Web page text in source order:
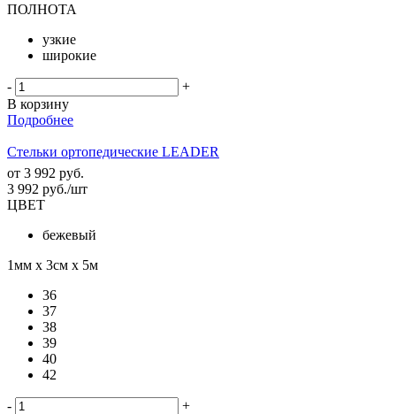
ПОЛНОТА
узкие
широкие
-
+
В корзину
Подробнее
Стельки ортопедические LEADER
от 3 992 руб.
3 992 руб./шт
ЦВЕТ
бежевый
1мм х 3см х 5м
36
37
38
39
40
42
-
+